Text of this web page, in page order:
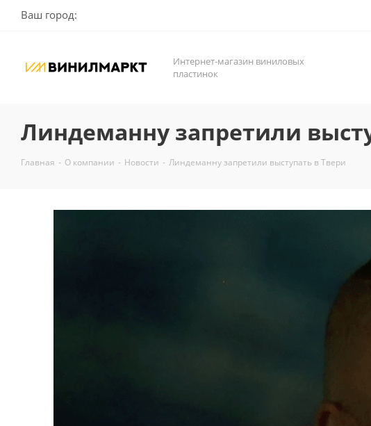
Ваш город:
Интернет-магазин виниловых
пластинок
Линдеманну запретили
Главная - О компании - Новости - Линдеманну запретили выступать в Твери